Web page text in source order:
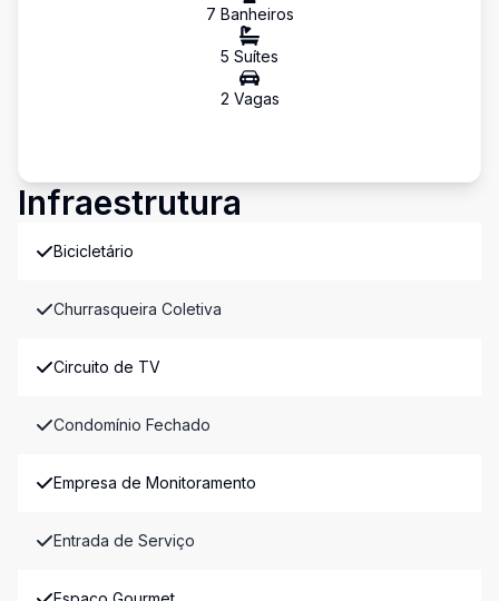
7 Banheiros
5 Suítes
2 Vagas
Infraestrutura
Bicicletário
Churrasqueira Coletiva
Circuito de TV
Condomínio Fechado
Empresa de Monitoramento
Entrada de Serviço